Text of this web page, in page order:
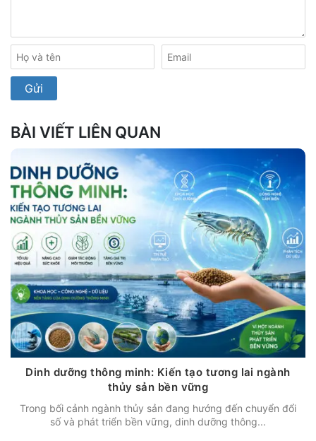
BÀI VIẾT LIÊN QUAN
Dinh dưỡng thông minh: Kiến tạo tương lai ngành
thủy sản bền vững
Trong bối cảnh ngành thủy sản đang hướng đến chuyển đổi
số và phát triển bền vững, dinh dưỡng thông...